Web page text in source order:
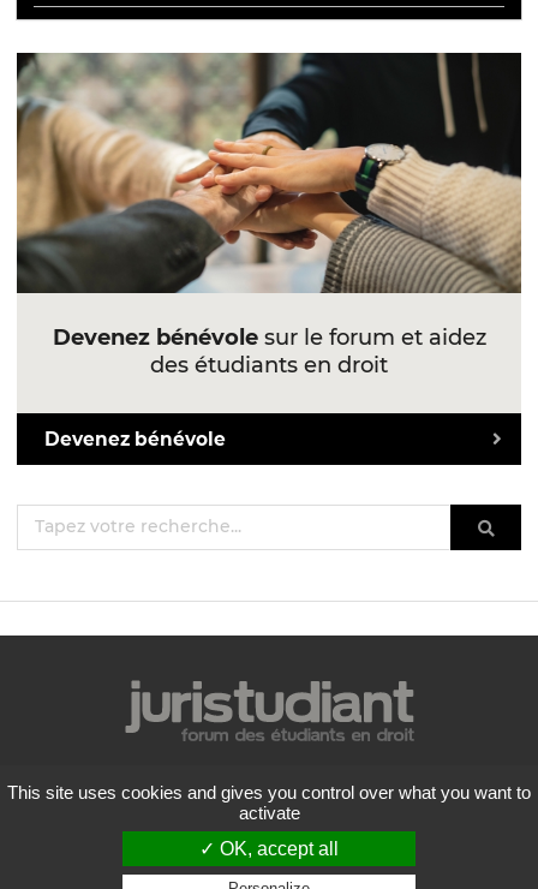
Devenez bénévolesur le forum et aidez
des étudiants en droit
Devenez bénévole
Mentions légales
Politique de confidentialité
Conditions générales d'utilisation
Liste des forums
This site uses cookies and gives you control over what you want to
activate
✓ OK, accept all